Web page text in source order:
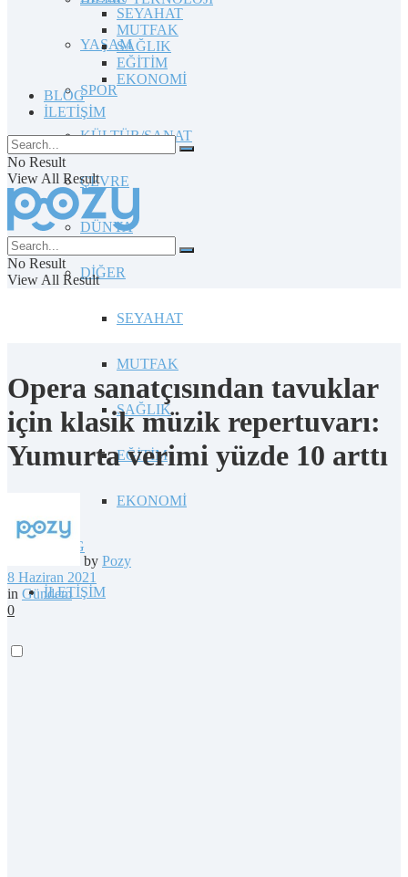
YAŞAM
SPOR
KÜLTÜR/SANAT
ÇEVRE
DÜNYA
DİĞER
SEYAHAT
MUTFAK
SAĞLIK
EĞİTİM
EKONOMİ
BLOG
İLETİŞİM
SEYAHAT
MUTFAK
SAĞLIK
EĞİTİM
EKONOMİ
BLOG
İLETİŞİM
No Result
View All Result
No Result
View All Result
Opera sanatçısından tavuklar
için klasik müzik repertuvarı:
Yumurta verimi yüzde 10 arttı
by Pozy
8 Haziran 2021
in Gündem
0